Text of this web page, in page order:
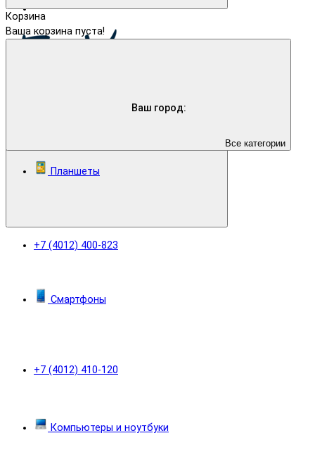
Ваш город:
+7 (4012) 400-823
+7 (4012) 410-120
Корзина
Ваша корзина пуста!
Все категории
Планшеты
Смартфоны
Компьютеры и ноутбуки